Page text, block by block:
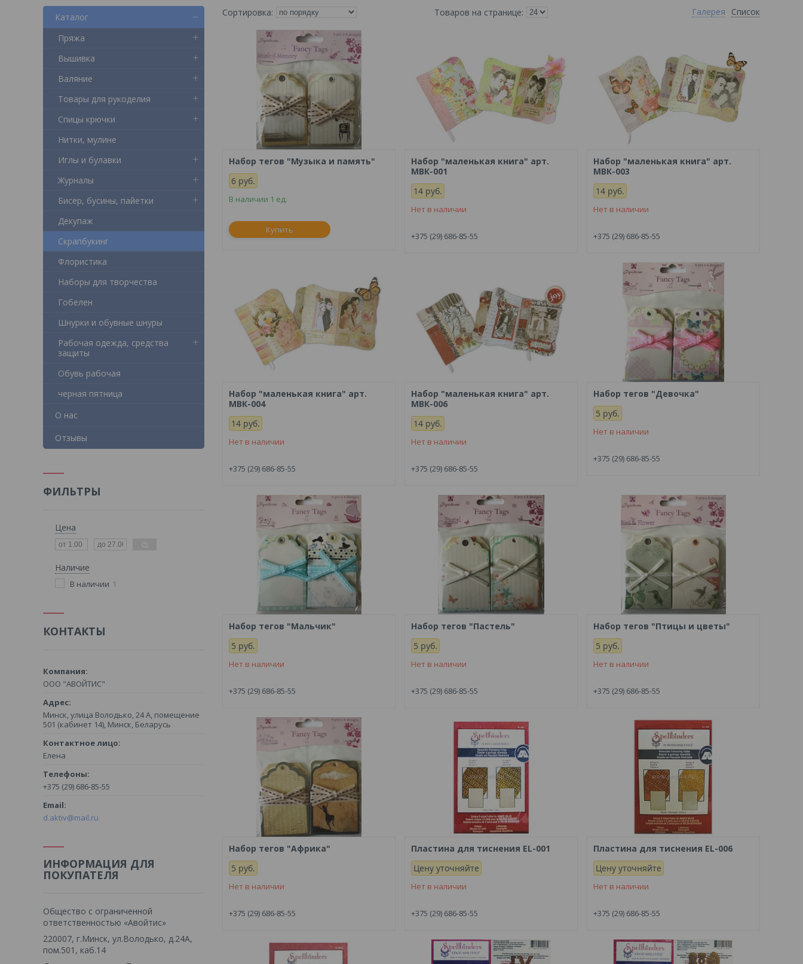
Галерея Список
Набор тегов "Музыка и память"
6 руб.
В наличии 1 ед.
Купить
Набор "маленькая книга" арт.
МВК-001
14 руб.
Нет в наличии
+375 (29) 686-85-55
Набор "маленькая книга" арт.
МВК-003
14 руб.
Нет в наличии
+375 (29) 686-85-55
Набор "маленькая книга" арт.
МВК-004
14 руб.
Нет в наличии
+375 (29) 686-85-55
Набор "маленькая книга" арт.
МВК-006
14 руб.
Нет в наличии
+375 (29) 686-85-55
Набор тегов "Девочка"
5 руб.
Нет в наличии
+375 (29) 686-85-55
Набор тегов "Мальчик"
5 руб.
Нет в наличии
+375 (29) 686-85-55
Набор тегов "Пастель"
5 руб.
Нет в наличии
+375 (29) 686-85-55
Набор тегов "Птицы и цветы"
5 руб.
Нет в наличии
+375 (29) 686-85-55
Набор тегов "Африка"
5 руб.
Нет в наличии
+375 (29) 686-85-55
Пластина для тиснения EL-001
Цену уточняйте
Нет в наличии
+375 (29) 686-85-55
Пластина для тиснения EL-006
Цену уточняйте
Нет в наличии
+375 (29) 686-85-55
Каталог
Пряжа
Вышивка
Валяние
Товары для рукоделия
Спицы крючки
Нитки, мулине
Иглы и булавки
Журналы
Бисер, бусины, пайетки
Декупаж
Скрапбукинг
Флористика
Наборы для творчества
Гобелен
Шнурки и обувные шнуры
Рабочая одежда, средства
защиты
Обувь рабочая
черная пятница
О нас
Отзывы
ФИЛЬТРЫ
Цена
Наличие
В наличии 1
КОНТАКТЫ
ООО "АВОЙТИС"
Минск, улица Володько, 24 А, помещение
501 (кабинет 14), Минск, Беларусь
Елена
+375 (29) 686-85-55
d.aktiv@mail.ru
ИНФОРМАЦИЯ ДЛЯ
ПОКУПАТЕЛЯ
Общество с ограниченной
ответственностью «Авойтис»
220007, г.Минск, ул.Володько, д.24А,
пом.501, каб.14